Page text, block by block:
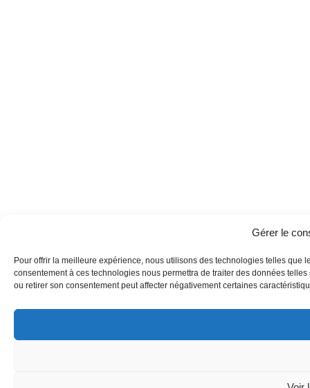
Gérer le
Pour offrir la meilleure expérience, nous utilisons des technologies telles
consentement à ces technologies nous permettra de traiter des données
ou retirer son consentement peut affecter négativement certaines